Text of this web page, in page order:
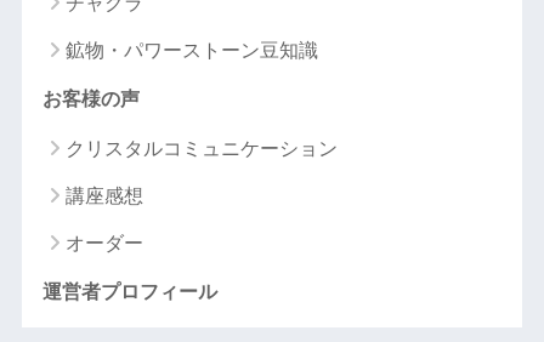
鉱物・パワーストーン豆知識
お客様の声
クリスタルコミュニケーション
講座感想
オーダー
運営者プロフィール